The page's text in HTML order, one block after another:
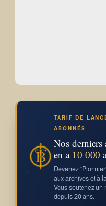
TARIF DE
ABONNÉS
Nos
en a 10 000
Devenez
aux archives et à
Vous soutenez
depuis 20 ans.